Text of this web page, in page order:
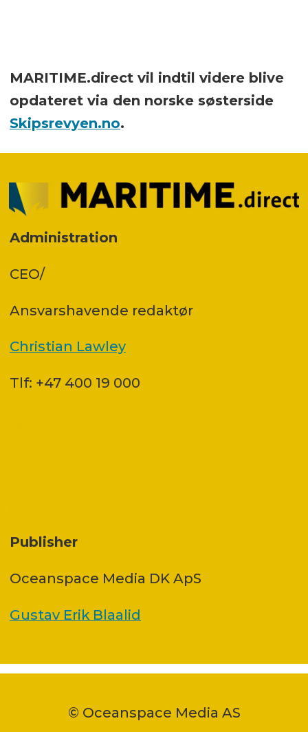
MARITIME.direct vil indtil videre blive
opdateret via den norske søsterside
Skipsrevyen.no.
Administration
CEO/
Ansvars­havende redaktør
Christian Lawley
Tlf: +47 400 19 000
Publisher
Oceanspace Media DK ApS
Gustav Erik Blaalid
© Oceanspace Media AS